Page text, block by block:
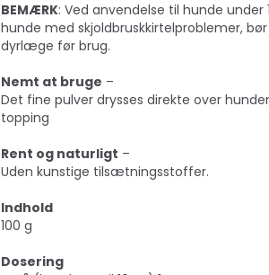
BEMÆRK: Ved anvendelse til hunde under
hunde med skjoldbruskkirtelproblemer,
dyrlæge før brug.
Nemt at bruge –
Det fine pulver drysses direkte over
topping
Rent og naturligt –
Uden kunstige tilsætningsstoffer.
Indhold
100 g
Dosering